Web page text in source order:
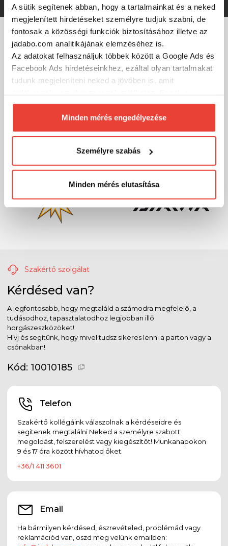
A sütik segítenek abban, hogy a tartalmainkat és a neked
megjelenített hirdetéseket személyre tudjuk szabni, de
fontosak a közösségi funkciók biztosításához illetve az
jadabo.com analitikájának elemzéséhez is.
Az adatokat felhasználjuk többek között a Google Ads és
Facebook Ads hirdetéseinkhez, ezáltal olyan tartalmakat
tudunk megjeleníteni neked a jövőben is, amit
biztosításához arra kérünk, hogy engedd meg
számunkra minden mérés használatát.
Természetesensoha semmilyen formában nem fogunk
megváltoztathatod a döntésed ezzel kapcsolatban.
Előre is köszönjük!
Minden mérés engedélyezése
Személyre szabás
Minden mérés elutasítása
MÁRKÁINK
Szakértő szolgálat
Kérdésed van?
A legfontosabb, hogy megtaláld a számodra megfelelő, a
tudásodhoz, tapasztalatodhoz legjobban illő
horgászeszközöket!
Hívj és segítünk, hogy mivel tudsz sikeres lenni a parton vagy a
csónakban!
Kód: 10010185
Telefon
Szakértő kollégáink válaszolnak a kérdéseidre és
segítenek megtalálni Neked a személyre szabott
megoldást, felszerelést vagy kiegészítőt! Munkanapokon
9 és 17 óra között hívhatod őket.
+36/1 411 3601
Email
Ha bármilyen kérdésed, észrevételed, problémád vagy
reklamációd van, oszd meg velünk emailben: